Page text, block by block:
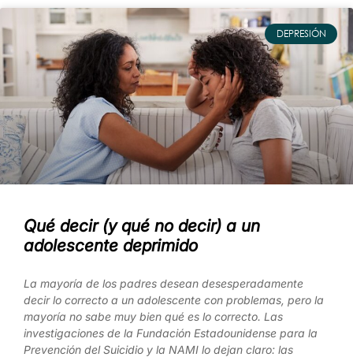
DEPRESIÓN
Qué decir (y qué no decir) a un
adolescente deprimido
La mayoría de los padres desean desesperadamente
decir lo correcto a un adolescente con problemas, pero la
mayoría no sabe muy bien qué es lo correcto. Las
investigaciones de la Fundación Estadounidense para la
Prevención del Suicidio y la NAMI lo dejan claro: las